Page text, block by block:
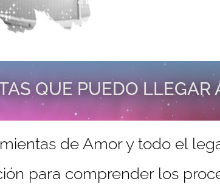
QUE PUEDO
de Amor y todo el
para comprender los